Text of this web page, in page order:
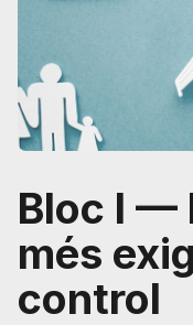
Bloc I —
més
control